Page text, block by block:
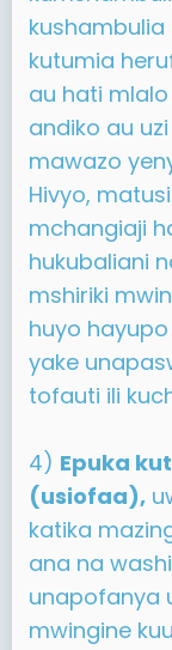
kushambulia
kutumia
au hati
andiko au
mawazo
Hivyo,
mchangiaji
hukubaliani
mshiriki
huyo
yake
tofauti ili
4) Epuka
(usiofaa),
katika
ana na
unapofanya
mwingine